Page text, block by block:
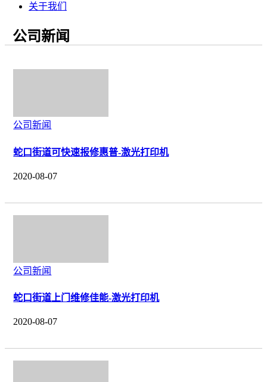
关于我们
公司新闻
公司新闻
蛇口街道可快速报修惠普-激光打印机
2020-08-07
公司新闻
蛇口街道上门维修佳能-激光打印机
2020-08-07